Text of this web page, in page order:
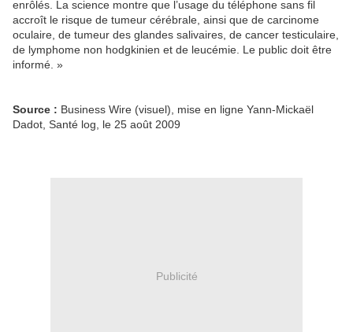
enrôlés. La science montre que l’usage du téléphone sans fil
accroît le risque de tumeur cérébrale, ainsi que de carcinome
oculaire, de tumeur des glandes salivaires, de cancer testiculaire,
de lymphome non hodgkinien et de leucémie. Le public doit être
informé. »
Source : Business Wire (visuel), mise en ligne Yann-Mickaël
Dadot, Santé log, le 25 août 2009
Publicité